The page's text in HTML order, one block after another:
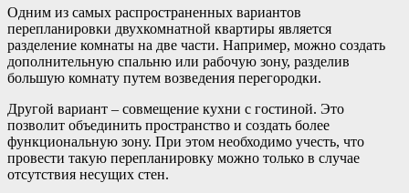
Одним из самых распространенных вариантов
перепланировки двухкомнатной квартиры является
разделение комнаты на две части. Например, можно создать
дополнительную спальню или рабочую зону, разделив
большую комнату путем возведения перегородки.
Другой вариант – совмещение кухни с гостиной. Это
позволит объединить пространство и создать более
функциональную зону. При этом необходимо учесть, что
провести такую перепланировку можно только в случае
отсутствия несущих стен.